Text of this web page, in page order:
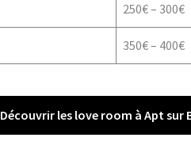
250€ – 300€
350€ – 400€
Découvrir les love room à Apt sur